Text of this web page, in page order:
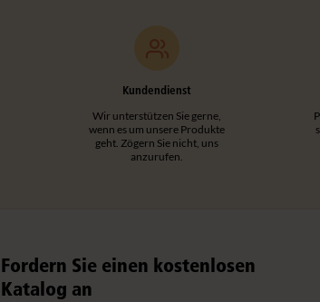
Kundendienst
Wir unterstützen Sie gerne,
wenn es um unsere Produkte
geht. Zögern Sie nicht, uns
anzurufen.
Fordern Sie einen kostenlosen
Katalog an